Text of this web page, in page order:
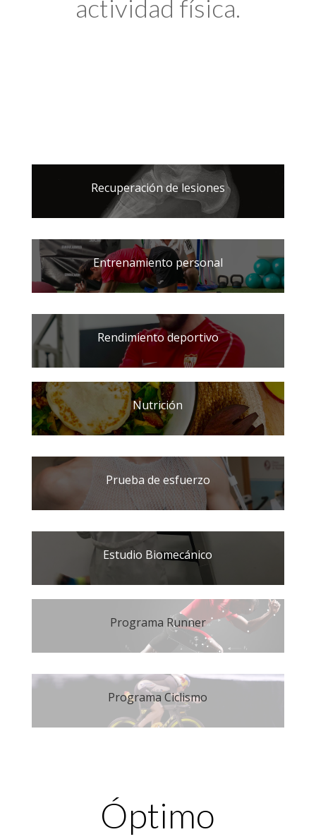
actividad física.
Recuperación de lesiones
Entrenamiento personal
Rendimiento deportivo
Nutrición
Prueba de esfuerzo
Estudio Biomecánico
Programa Runner
Programa Ciclismo
Óptimo